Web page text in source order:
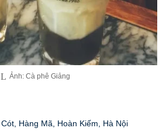
Ảnh: Cà phê Giảng
Hàng Mã, Hoàn Kiếm, Hà Nội